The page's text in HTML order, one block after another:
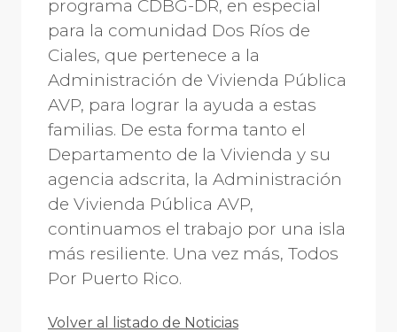
programa CDBG-DR, en especial
para la comunidad Dos Ríos de
Ciales, que pertenece a la
Administración de Vivienda Pública
AVP, para lograr la ayuda a estas
familias. De esta forma tanto el
Departamento de la Vivienda y su
agencia adscrita, la Administración
de Vivienda Pública AVP,
continuamos el trabajo por una isla
más resiliente. Una vez más, Todos
Por Puerto Rico.
Volver al listado de Noticias